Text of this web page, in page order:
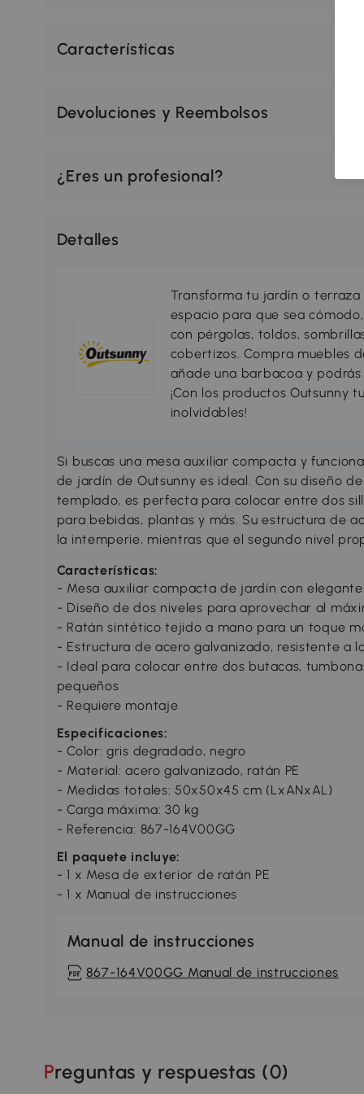
Características
Devoluciones y Reembolsos
¿Eres un profesional?
Detalles
Transforma tu jardín o
espacio para que sea
con pérgolas, toldos,
cobertizos. Compra muebles
añade una barbacoa y
¡Con los productos Outsunny
inolvidables!
Si buscas una mesa auxiliar compacta y
de jardín de Outsunny es ideal. Con su diseño
templado, es perfecta para colocar entre dos
para bebidas, plantas y más. Su estructura de
la intemperie, mientras que el segundo nivel
Características:
- Mesa auxiliar compacta de jardín con
- Diseño de dos niveles para aprovechar al
- Ratán sintético tejido a mano para un toque
- Estructura de acero galvanizado, resistente a
- Ideal para colocar entre dos butacas,
pequeños
- Requiere montaje
Especificaciones:
- Color: gris degradado, negro
- Material: acero galvanizado, ratán PE
- Medidas totales: 50x50x45 cm (LxANxAL)
- Carga máxima: 30 kg
- Referencia: 867-164V00GG
El paquete incluye:
- 1 x Mesa de exterior de ratán PE
- 1 x Manual de instrucciones
Manual de instrucciones
867-164V00GG Manual de instrucciones
Preguntas y respuestas (0)